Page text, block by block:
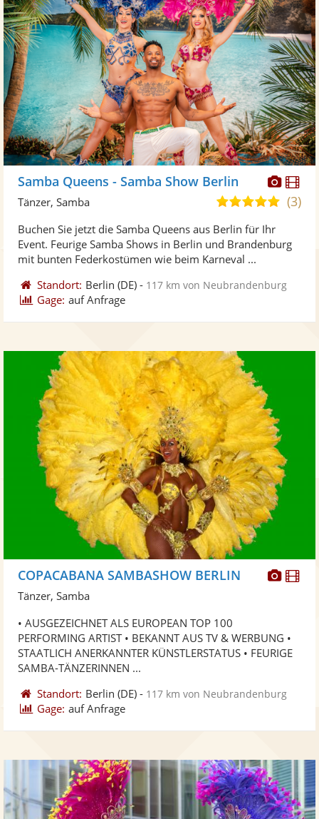
Samba Queens - Samba Show Berlin
5,0
Sternen
(3)
Tänzer, Samba
Buchen Sie jetzt die Samba Queens aus Berlin für Ihr
Event. Feurige Samba Shows in Berlin und Brandenburg
mit bunten Federkostümen wie beim Karneval ...
Standort: Berlin (DE) - 117 km von Neubrandenburg
Gage: auf Anfrage
COPACABANA SAMBASHOW BERLIN
Tänzer, Samba
• AUSGEZEICHNET ALS EUROPEAN TOP 100
PERFORMING ARTIST • BEKANNT AUS TV & WERBUNG •
STAATLICH ANERKANNTER KÜNSTLERSTATUS • FEURIGE
SAMBA-TÄNZERINNEN ...
Standort: Berlin (DE) - 117 km von Neubrandenburg
Gage: auf Anfrage